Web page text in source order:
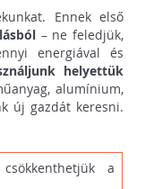
Ennek első
– ne feledjük,
energiával és
helyettük
alumínium,
új gazdát keresni.
a